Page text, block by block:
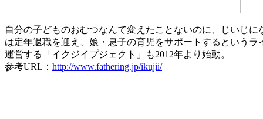
自分の子どものおむつなんて変えたことないのに、じいじ
は定年退職を迎え、娘・息子の育児をサポートするという
運営する「イクジイプジェクト」も2012年より始動。
参考URL： http://www.fathering.jp/ikujii/